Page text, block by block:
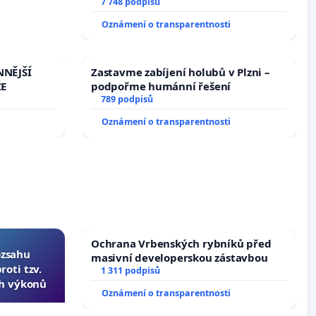
Oznámení o transparentnosti
Zastavme zabíjení holubů v Plzni –
podpořme humánní řešení
789 podpisů
Oznámení o transparentnosti
tzv.
výkonů
Ochrana Vrbenských rybníků před
masivní developerskou zástavbou
1 311 podpisů
Oznámení o transparentnosti